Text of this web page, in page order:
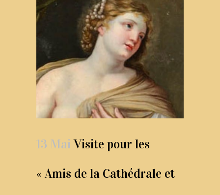
13 MaiVisite pour les
« Amis de la Cathédrale et